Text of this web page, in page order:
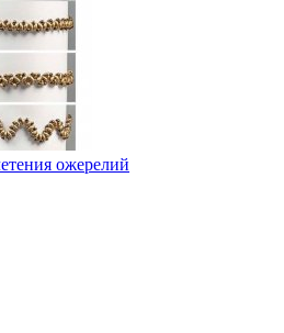
ожерелий